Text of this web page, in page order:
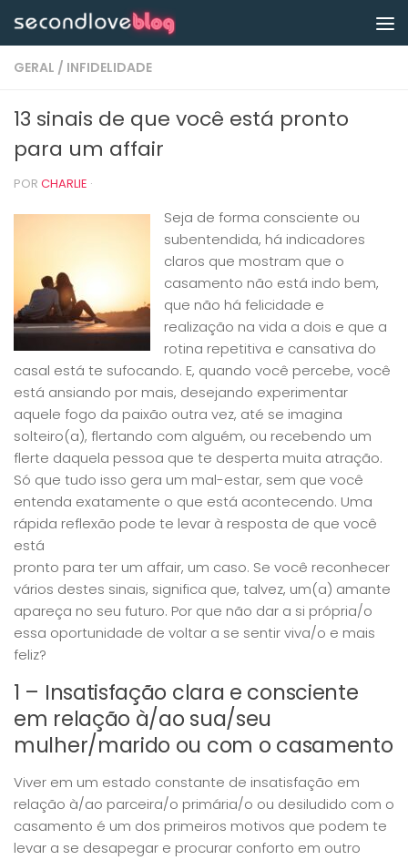
Skip to content
GERAL / INFIDELIDADE
13 sinais de que você está pronto
para um affair
POR CHARLIE ·
Seja de forma consciente ou
subentendida, há indicadores
claros que mostram que o
casamento não está indo bem,
que não há felicidade e
realização na vida a dois e que a
rotina repetitiva e cansativa do
casal está te sufocando. E, quando você percebe, você
está ansiando por mais, desejando experimentar
aquele fogo da paixão outra vez, até se imagina
solteiro(a), flertando com alguém, ou recebendo um
flerte daquela pessoa que te desperta muita atração.
Só que tudo isso gera um mal-estar, sem que você
entenda exatamente o que está acontecendo. Uma
rápida reflexão pode te levar à resposta de que você
está
pronto para ter um affair, um caso. Se você reconhecer
vários destes sinais, significa que, talvez, um(a) amante
apareça no seu futuro. Por que não dar a si própria/o
essa oportunidade de voltar a se sentir viva/o e mais
feliz?
1 – Insatisfação clara e consciente
em relação à/ao sua/seu
mulher/marido ou com o casamento
Viver em um estado constante de insatisfação em
relação à/ao parceira/o primária/o ou desiludido com o
casamento é um dos primeiros motivos que podem te
levar a se desapegar e procurar conforto em outro